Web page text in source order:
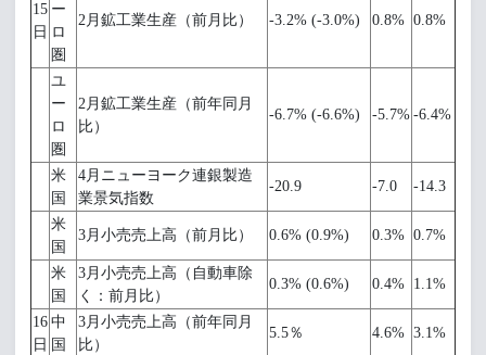
15
日
ー
ロ
圏
2月鉱工業生産（前月比） -3.2% (-3.0%) 0.8% 0.8%
ユ
ー
ロ
圏
2月鉱工業生産（前年同月
比）
-6.7% (-6.6%) -5.7% -6.4%
米
国
4月ニューヨーク連銀製造
業景気指数
-20.9 -7.0 -14.3
米
国
3月小売売上高（前月比） 0.6% (0.9%) 0.3% 0.7%
米
国
3月小売売上高（自動車除
く：前月比）
0.3% (0.6%) 0.4% 1.1%
16
日
中
国
3月小売売上高（前年同月
比）
5.5％ 4.6% 3.1%